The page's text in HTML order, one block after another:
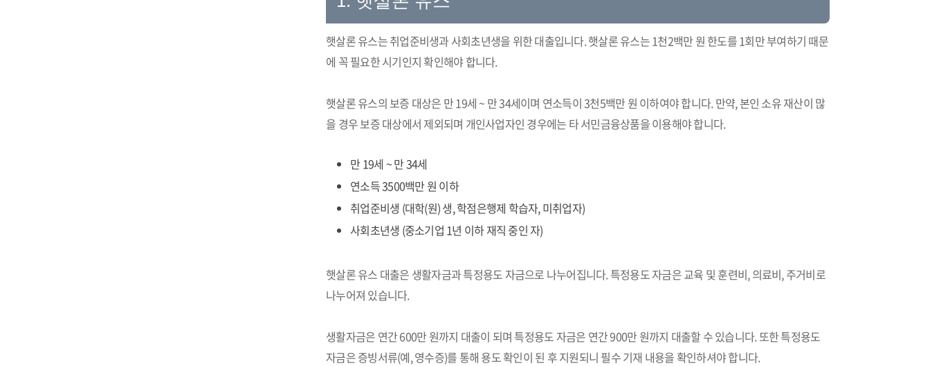
햇살론 유스는 취업준비생과 사회초년생을 위한 대출입니다. 햇살론 유스는 1천2백만 원 한도를 1회만 부여하기 때문
에 꼭 필요한 시기인지 확인해야 합니다.
햇살론 유스의 보증 대상은 만 19세 ~ 만 34세이며 연소득이 3천5백만 원 이하여야 합니다. 만약, 본인 소유 재산이 많
을 경우 보증 대상에서 제외되며 개인사업자인 경우에는 타 서민금융상품을 이용해야 합니다.
만 19세 ~ 만 34세
연소득 3500백만 원 이하
취업준비생 (대학(원) 생, 학점은행제 학습자, 미취업자)
사회초년생 (중소기업 1년 이하 재직 중인 자)
햇살론 유스 대출은 생활자금과 특정용도 자금으로 나누어집니다. 특정용도 자금은 교육 및 훈련비, 의료비, 주거비로
나누어져 있습니다.
생활자금은 연간 600만 원까지 대출이 되며 특정용도 자금은 연간 900만 원까지 대출할 수 있습니다. 또한 특정용도
자금은 증빙서류(예, 영수증)를 통해 용도 확인이 된 후 지원되니 필수 기재 내용을 확인하셔야 합니다.